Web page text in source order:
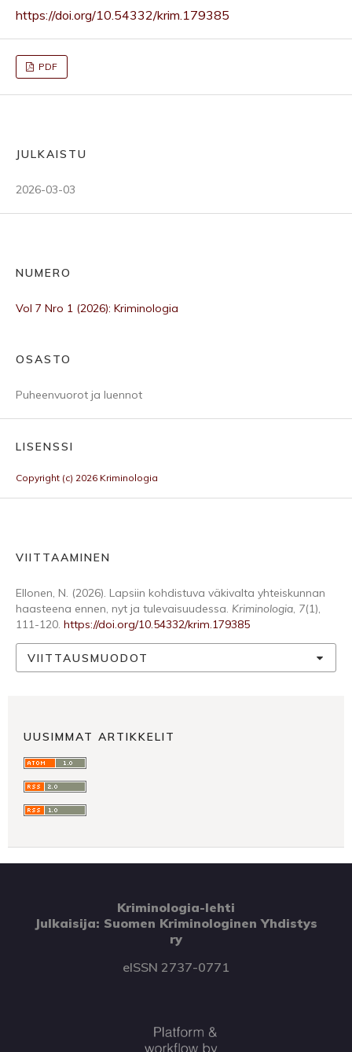
https://doi.org/10.54332/krim.179385
PDF
JULKAISTU
2026-03-03
NUMERO
Vol 7 Nro 1 (2026): Kriminologia
OSASTO
Puheenvuorot ja luennot
LISENSSI
Copyright (c) 2026 Kriminologia
VIITTAAMINEN
Ellonen, N. (2026). Lapsiin kohdistuva väkivalta yhteiskunnan
haasteena ennen, nyt ja tulevaisuudessa. Kriminologia, 7(1),
111-120. https://doi.org/10.54332/krim.179385
VIITTAUSMUODOT
UUSIMMAT ARTIKKELIT
Kriminologia-lehti
Julkaisija: Suomen Kriminologinen Yhdistys
ry
eISSN 2737-0771